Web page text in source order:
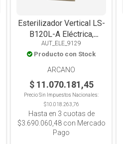
Esterilizador Vertical LS-
B120L-A Eléctrica,
Digital, Con Timer, Tipo
Chamberland, 120L
AUT_ELE_9129
Producto con Stock
ARCANO
$ 11.070.181,45
Precio Sin Impuestos Nacionales:
$10.018.263,76
Hasta en 3 cuotas de
$3.690.060,48con Mercado
Pago